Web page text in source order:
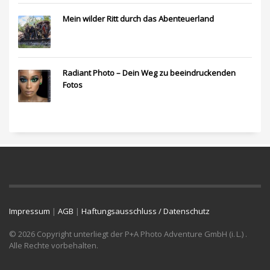
Mein wilder Ritt durch das Abenteuerland
Radiant Photo – Dein Weg zu beeindruckenden
Fotos
Impressum | AGB | Haftungsausschluss / Datenschutz
© 2026 Copyright unterliegt der P+A Photo Adventure GmbH (i. L.) .
Alle Rechte vorbehalten.